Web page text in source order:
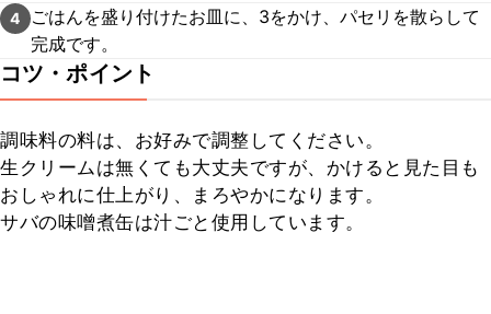
4
ごはんを盛り付けたお皿に、3をかけ、パセリを散らして
完成です。
コツ・ポイント
調味料の料は、お好みで調整してください。
生クリームは無くても大丈夫ですが、かけると見た目も
おしゃれに仕上がり、まろやかになります。
サバの味噌煮缶は汁ごと使用しています。